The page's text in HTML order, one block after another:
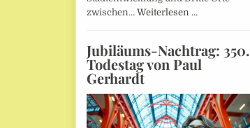
zwischen… Weiterlesen …
Jubiläums-Nachtrag: 350.
Todestag von Paul
Gerhardt